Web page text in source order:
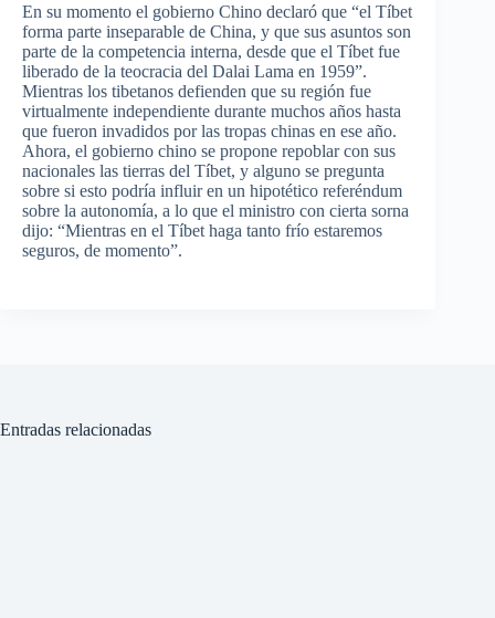
En su momento el gobierno Chino declaró que “el Tíbet
forma parte inseparable de China, y que sus asuntos son
parte de la competencia interna, desde que el Tíbet fue
liberado de la teocracia del Dalai Lama en 1959”.
Mientras los tibetanos defienden que su región fue
virtualmente independiente durante muchos años hasta
que fueron invadidos por las tropas chinas en ese año.
Ahora, el gobierno chino se propone repoblar con sus
nacionales las tierras del Tíbet, y alguno se pregunta
sobre si esto podría influir en un hipotético referéndum
sobre la autonomía, a lo que el ministro con cierta sorna
dijo: “Mientras en el Tíbet haga tanto frío estaremos
seguros, de momento”.
Entradas relacionadas